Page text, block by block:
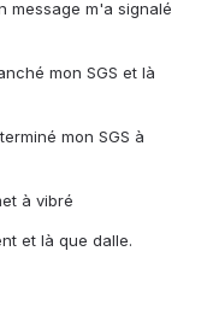
message m'a signalé
mon SGS et là
mon SGS à
à vibré
et là que dalle.